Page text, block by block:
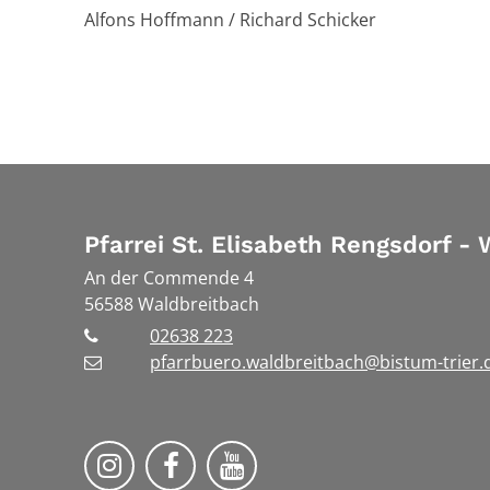
Alfons Hoffmann / Richard Schicker
Pfarrei St. Elisabeth Rengsdorf -
An der Commende 4
56588Waldbreitbach
02638 223
pfarrbuero.waldbreitbach@bistum-
Folge uns auf Instragram
Folge uns auf Facebook
Folge uns auf YouTube